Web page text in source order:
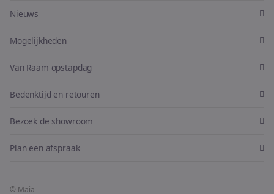
Nieuws
Mogelijkheden
Van Raam opstapdag
Bedenktijd en retouren
Bezoek de showroom
Plan een afspraak
© Maia